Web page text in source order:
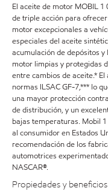
El aceite de motor MOBIL
de triple acción para
motor excepcionales a
especiales del aceite
acumulación de depósitos
motor limpias y protegidas
entre cambios de aceite.*
normas ILSAC GF-7,*** lo
una mayor protección
de distribución, y un
bajas temperaturas. Mobil
al consumidor en Estados
recomendación de los
automotrices
NASCAR®.
Propiedades y beneficios